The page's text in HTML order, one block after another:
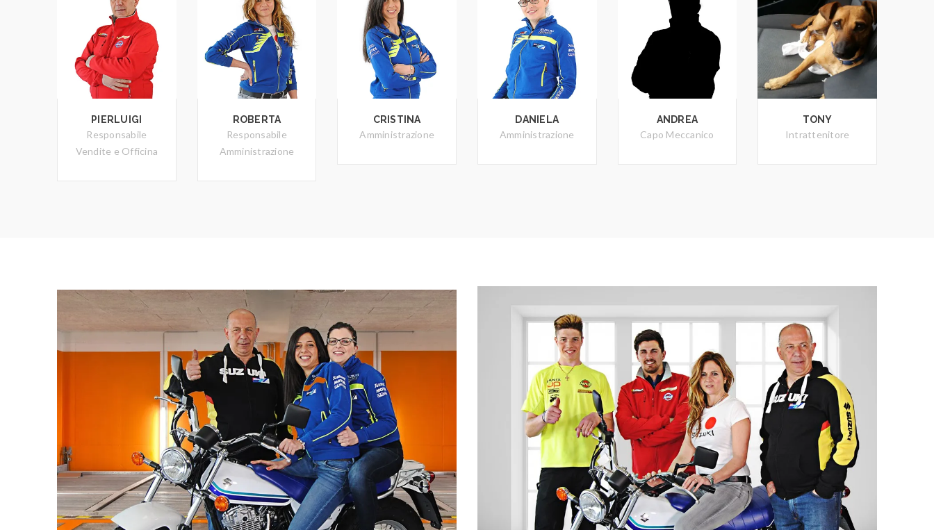
PIERLUIGI
Responsabile
Vendite e Officina
ROBERTA
Responsabile
Amministrazione
CRISTINA
Amministrazione
DANIELA
Amministrazione
ANDREA
Capo Meccanico
TONY
Intrattenitore